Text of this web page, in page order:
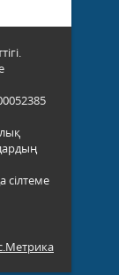
сілтеме